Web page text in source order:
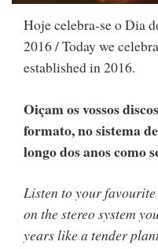
Hoje celebra-se o Dia
2016 / Today we
established in 2016.
Oiçam os vossos
formato, no sistema
longo dos anos como
Listen to your
on the stereo system
years like a tender